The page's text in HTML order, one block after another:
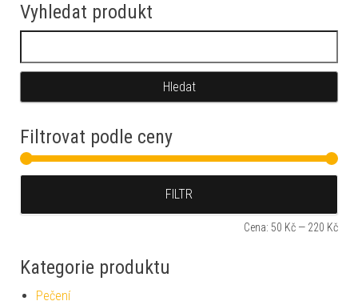
Vyhledat produkt
Filtrovat podle ceny
FILTR
Cena: 50 Kč — 220 Kč
Kategorie produktu
Pečení